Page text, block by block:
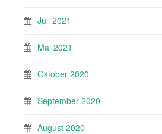
Juli 2021
Mai 2021
Oktober 2020
September 2020
August 2020